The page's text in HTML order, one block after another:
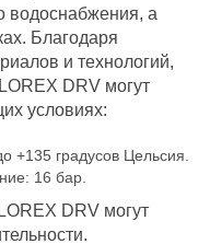
водоснабжения, а
Благодаря
и технологий,
DRV могут
условиях:
+135 градусов Цельсия.
16 бар.
DRV могут